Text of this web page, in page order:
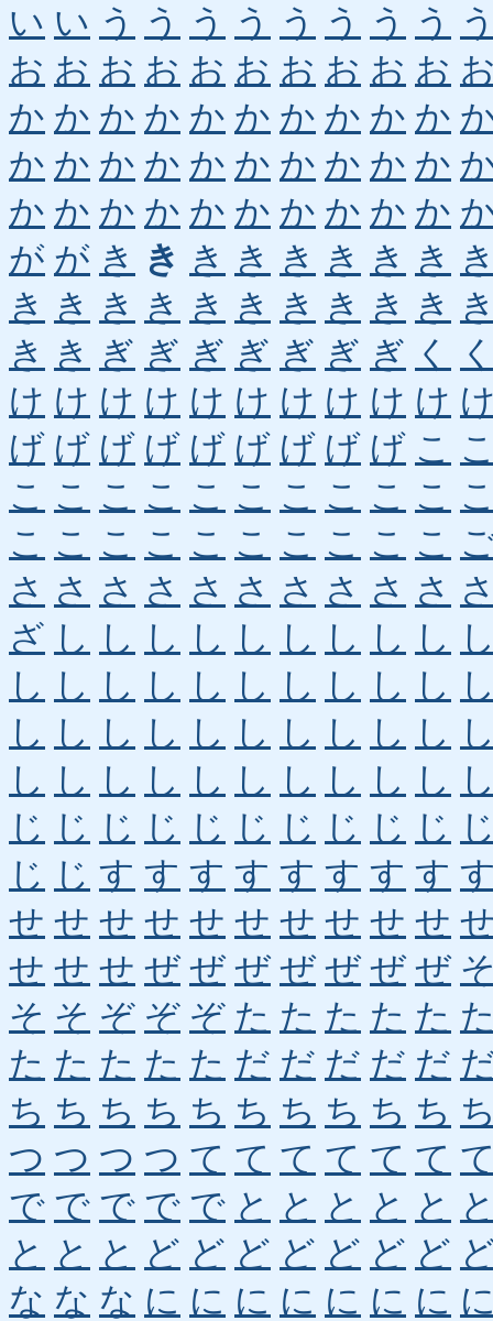
い い う う う う う う う う
お お お お お お お お お お
か か か か か か か か か か
か か か か か か か か か か
か か か か か か か か か か
が が き き き き き き き き
き き き き き き き き き き
き き ぎ ぎ ぎ ぎ ぎ ぎ ぎ く
け け け け け け け け け け
げ げ げ げ げ げ げ げ げ こ
こ こ こ こ こ こ こ こ こ こ
こ こ こ こ こ こ こ こ こ こ
さ さ さ さ さ さ さ さ さ さ
ざ し し し し し し し し し
し し し し し し し し し し
し し し し し し し し し し
し し し し し し し し し し
じ じ じ じ じ じ じ じ じ じ
じ じ す す す す す す す す
せ せ せ せ せ せ せ せ せ せ
せ せ せ ぜ ぜ ぜ ぜ ぜ ぜ ぜ
そ そ ぞ ぞ ぞ た た た た た
た た た た た だ だ だ だ だ
ち ち ち ち ち ち ち ち ち ち
つ つ つ つ て て て て て て
で で で で で と と と と と
と と と ど ど ど ど ど ど ど
な な な に に に に に に に